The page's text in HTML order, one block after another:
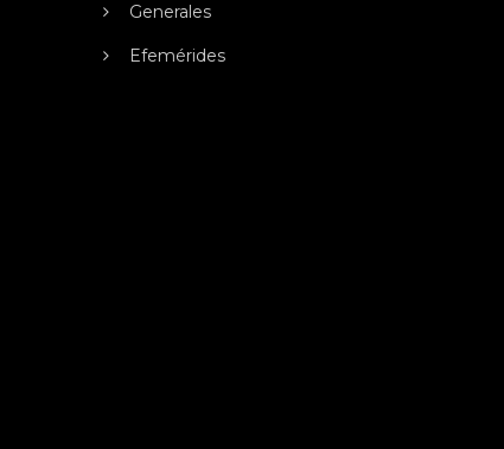
Generales
Efemérides